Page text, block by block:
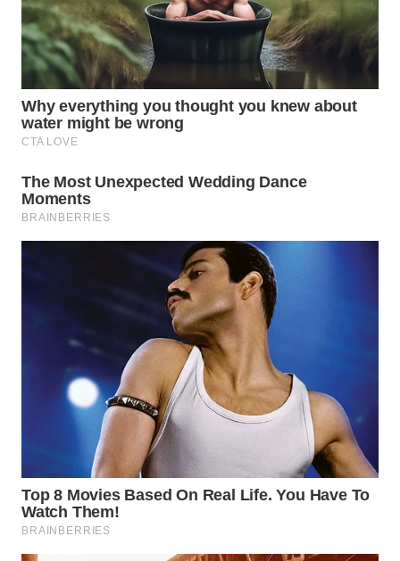
WN
DANAU
TOBA
WN
NIAS
LANGKAT
WN
TAPANULI
LESUNG
SIMALUNGUN
WN